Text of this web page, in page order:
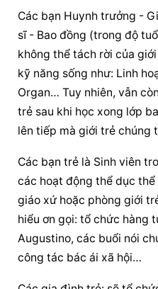
Các bạn Huynh trưởng -
sĩ - Bao đồng (trong độ
không thể tách rời của
kỹ năng sống như: Linh
Organ… Tuy nhiên, vẫn
trẻ sau khi học xong lớp
lên tiếp mà giới trẻ chúng
Các bạn trẻ là Sinh viên
các hoạt động thể dục
giáo xứ hoặc phòng giới
hiểu ơn gọi: tổ chức hàng
Augustino, các buổi nói
công tác bác ái xã hội…